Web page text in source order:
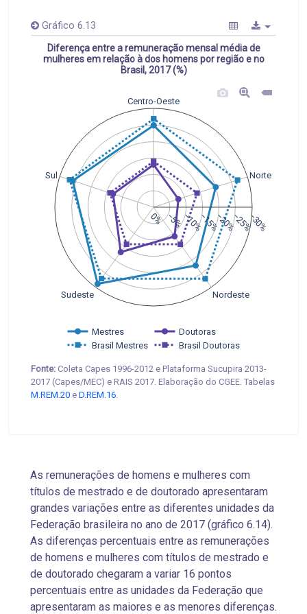
Gráfico 6.13
Diferença entre a remuneração mensal média de
mulheres em relação à dos homens por região e no
Brasil, 2017 (%)
Centro-Oeste
Sul
Sudeste Nordeste
Norte
0%−5%−10%−15%−20%−25%−30%
Mestres
Brasil Mestres
Doutoras
Brasil Doutoras
Fonte: Coleta Capes 1996-2012 e Plataforma Sucupira 2013-
2017 (Capes/MEC) e RAIS 2017. Elaboração do CGEE. Tabelas
M.REM.20 e D.REM.16
As remunerações de homens e mulheres com
títulos de mestrado e de doutorado apresentaram
grandes variações entre as diferentes unidades da
Federação brasileira no ano de 2017 (gráfico 6.14).
As diferenças percentuais entre as remunerações
de homens e mulheres com títulos de mestrado e
de doutorado chegaram a variar 16 pontos
percentuais entre as unidades da Federação que
apresentaram as maiores e as menores diferenças.